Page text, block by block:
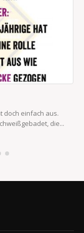
doch einfach aus.
die...